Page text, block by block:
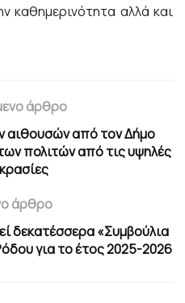
καθημερινότητα αλλά και
άρθρο
αιθουσών από τον Δήμο
πολιτών από τις υψηλές
άρθρο
δεκατέσσερα «Συμβούλια
για το έτος 2025-2026